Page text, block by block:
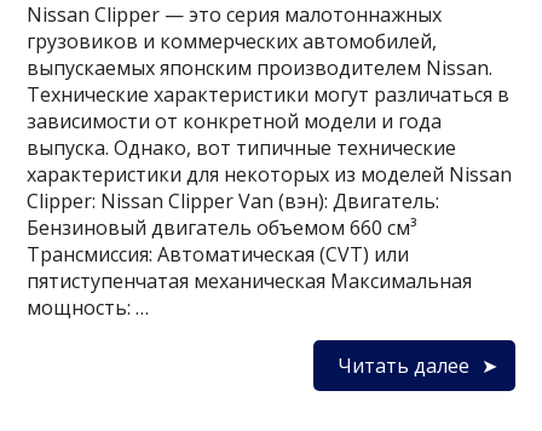
Nissan Clipper — это серия малотоннажных
грузовиков и коммерческих автомобилей,
выпускаемых японским производителем Nissan.
Технические характеристики могут различаться в
зависимости от конкретной модели и года
выпуска. Однако, вот типичные технические
характеристики для некоторых из моделей Nissan
Clipper: Nissan Clipper Van (вэн): Двигатель:
Бензиновый двигатель объемом 660 см³
Трансмиссия: Автоматическая (CVT) или
пятиступенчатая механическая Максимальная
мощность: …
Читать далее